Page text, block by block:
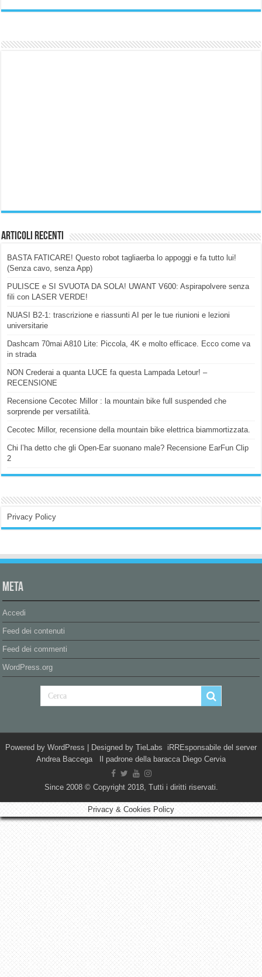
Articoli Recenti
BASTA FATICARE! Questo robot tagliaerba lo appoggi e fa tutto lui!
(Senza cavo, senza App)
PULISCE e SI SVUOTA DA SOLA! UWANT V600: Aspirapolvere senza
fili con LASER VERDE!
NUASI B2-1: trascrizione e riassunti AI per le tue riunioni e lezioni
universitarie
Dashcam 70mai A810 Lite: Piccola, 4K e molto efficace. Ecco come va
in strada
NON Crederai a quanta LUCE fa questa Lampada Letour! –
RECENSIONE
Recensione Cecotec Millor : la mountain bike full suspended che
sorprende per versatilità.
Cecotec Millor, recensione della mountain bike elettrica biammortizzata.
Chi l’ha detto che gli Open-Ear suonano male? Recensione EarFun Clip
2
Privacy Policy
Meta
Accedi
Feed dei contenuti
Feed dei commenti
WordPress.org
Powered by WordPress | Designed by TieLabs iRREsponsabile del server
Andrea Baccega Il padrone della baracca Diego Cervia
Since 2008 © Copyright 2018, Tutti i diritti riservati.
Privacy & Cookies Policy